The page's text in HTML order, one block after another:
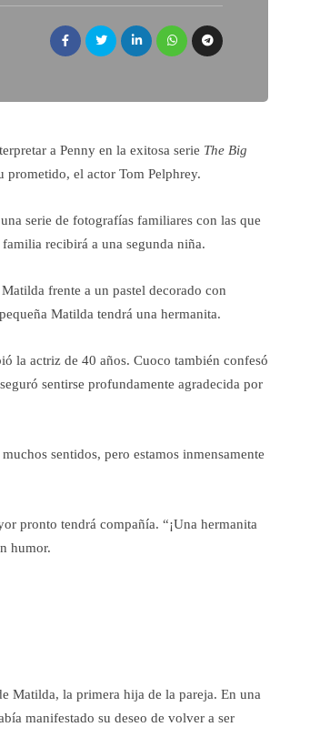
a Penny en la exitosa serie The Big
prometido, el actor Tom Pelphrey.
serie de fotografías familiares con las que
recibirá a una segunda niña.
frente a un pastel decorado con
Matilda tendrá una hermanita.
la actriz de 40 años. Cuoco también confesó
sentirse profundamente agradecida por
sentidos, pero estamos inmensamente
pronto tendrá compañía. “¡Una hermanita
humor.
Matilda, la primera hija de la pareja. En una
manifestado su deseo de volver a ser